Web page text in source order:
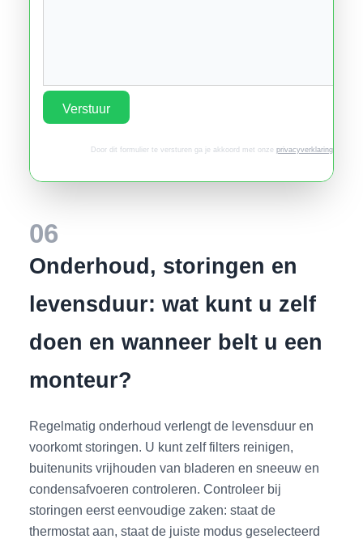
Verstuur
Door dit formulier te versturen ga je akkoord met onze privacyverklaring.
06
Onderhoud, storingen en
levensduur: wat kunt u zelf
doen en wanneer belt u een
monteur?
Regelmatig onderhoud verlengt de levensduur en
voorkomt storingen. U kunt zelf filters reinigen,
buitenunits vrijhouden van bladeren en sneeuw en
condensafvoeren controleren. Controleer bij
storingen eerst eenvoudige zaken: staat de
thermostat aan, staat de juiste modus geselecteerd